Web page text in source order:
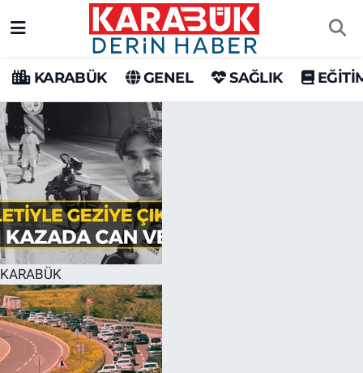
KARABÜK GENEL SAĞLIK
KARABÜK
Karabük Hava Durumu
Karabük Trafik Yoğunluk Haritası
Süper Lig Puan Durumu ve Fikstür
Tüm Manşetler
Son Dakika Haberleri
Haber Arşivi